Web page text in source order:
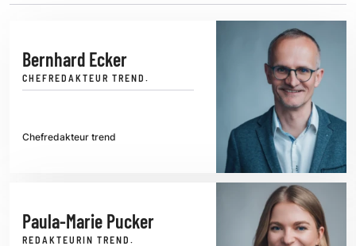
Bernhard Ecker
CHEFREDAKTEUR TREND.
Chefredakteur trend
Paula-Marie Pucker
REDAKTEURIN TREND.